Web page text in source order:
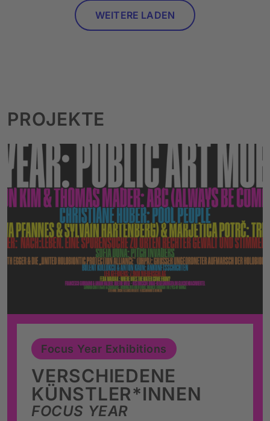
WEITERE LADEN
PROJEKTE
Focus Year Exhibitions
FOCUS YEAR
VERSCHIEDENE
KÜNSTLER*INNEN